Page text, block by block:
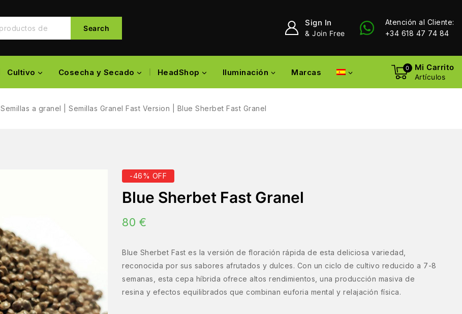
Search
Sign In
& Join Free
Atención al Cliente:
+34 618 47 74 84
Cultivo Cosecha y Secado HeadShop Iluminación Marcas 0 Mi Carrito
Artículos
Semillas a granel Semillas Granel Fast Version Blue Sherbet Fast Granel
-46% OFF
Blue Sherbet Fast Granel
80 €
Blue Sherbet Fast es la versión de floración rápida de esta deliciosa variedad,
reconocida por sus sabores afrutados y dulces. Con un ciclo de cultivo reducido a 7-8
semanas, esta cepa híbrida ofrece altos rendimientos, una producción masiva de
resina y efectos equilibrados que combinan euforia mental y relajación física.